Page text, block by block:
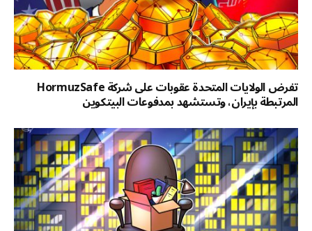
تفرض الولايات المتحدة عقوبات على شركة HormuzSafe
المرتبطة بإيران، وتستشهد بمدفوعات البيتكوين